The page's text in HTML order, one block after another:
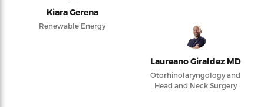
Kiara Gerena
Renewable Energy
Laureano Giraldez MD
Otorhinolaryngology and
Head and Neck Surgery